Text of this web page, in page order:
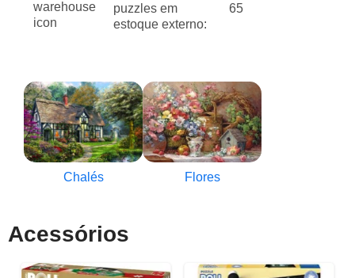
puzzles em
estoque externo:
65
Chalés Flores
Acessórios